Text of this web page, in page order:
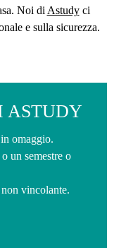
Noi di Astudyci
e sulla sicurezza.
ASTUDY
omaggio.
un semestre o
vincolante.